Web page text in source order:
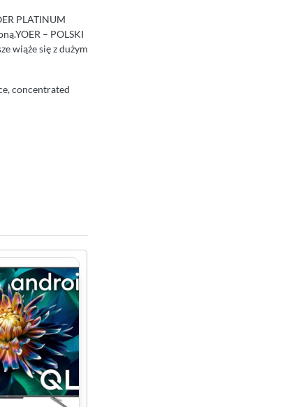
PLATINUM
– POLSKI
wiąże się z dużym
concentrated